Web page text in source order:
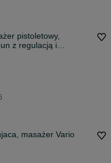
pistoletowy,
z regulacją i
masażer Vario